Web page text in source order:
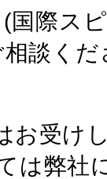
国際ス
談くだ
お受け
は弊社